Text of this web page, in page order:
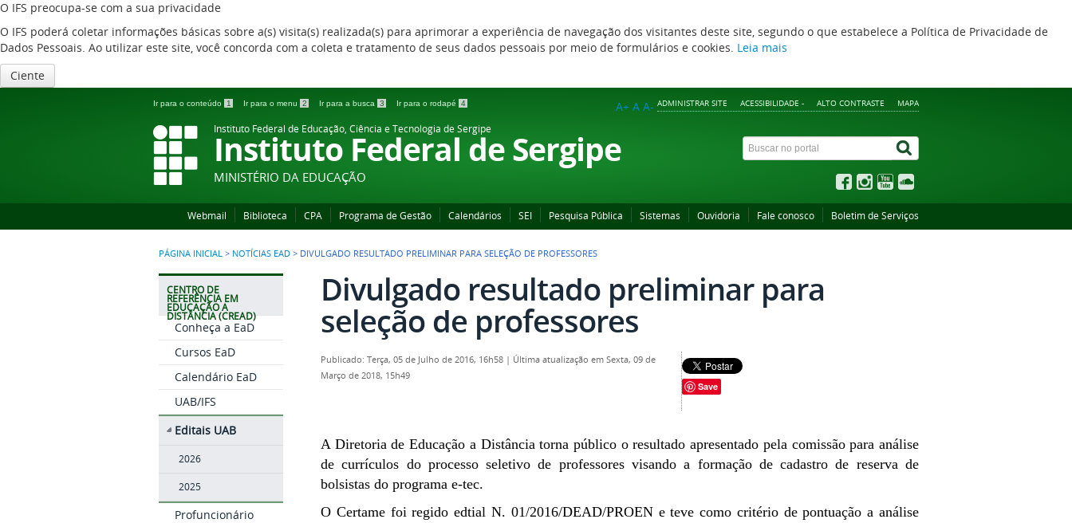
O IFS preocupa-se com a sua privacidade
O IFS poderá coletar informações básicas sobre a(s) visita(s) realizada(s) para aprimorar a experiência de navegação dos visitantes deste site, segundo o que estabelece a Política de Privacidade de
Dados Pessoais. Ao utilizar este site, você concorda com a coleta e tratamento de seus dados pessoais por meio de formulários e cookies. Leia mais
Ciente
Ir para o conteúdo 1 Ir para o menu 2 Ir para a busca 3 Ir para o rodapé 4 ADMINISTRAR SITE ACESSIBILIDADE - ALTO CONTRASTE MAPA
A+ A A-
Instituto Federal de Educação, Ciência e Tecnologia de Sergipe
Instituto Federal de Sergipe
MINISTÉRIO DA EDUCAÇÃO
Webmail Biblioteca CPA Programa de Gestão Calendários SEI Pesquisa Pública Sistemas Ouvidoria Fale conosco Boletim de Serviços
PÁGINA INICIAL > NOTÍCIAS EAD > DIVULGADO RESULTADO PRELIMINAR PARA SELEÇÃO DE PROFESSORES
CENTRO DE
REFERÊNCIA EM
EDUCAÇÃO A
DISTÂNCIA (CREAD)
Conheça a EaD
Cursos EaD
Calendário EaD
UAB/IFS
Editais UAB
2026
2025
Profuncionário
Divulgado resultado preliminar para
seleção de professores
Publicado: Terça, 05 de Julho de 2016, 16h58 | Última atualização em Sexta, 09 de
Março de 2018, 15h49
Save
A Diretoria de Educação a Distância torna público o resultado apresentado pela comissão para análise
de currículos do processo seletivo de professores visando a formação de cadastro de reserva de
bolsistas do programa e-tec.
O Certame foi regido edtial N. 01/2016/DEAD/PROEN e teve como critério de pontuação a análise